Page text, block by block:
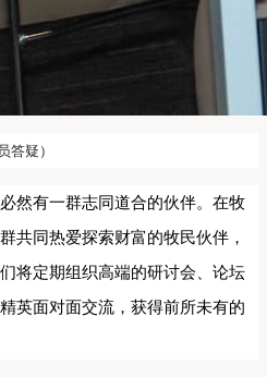
答疑）
然有一群志同道合的伙伴。在牧
共同热爱探索财富的牧民伙伴，
将定期组织高端的研讨会、论坛
英面对面交流，获得前所未有的